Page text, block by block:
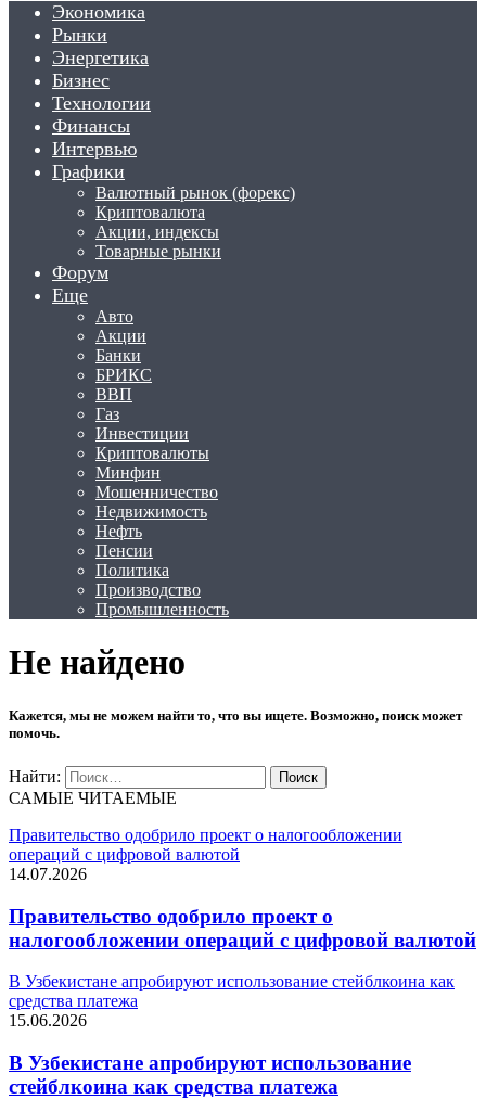
Экономика
Рынки
Энергетика
Бизнес
Технологии
Финансы
Интервью
Графики
Валютный рынок (форекс)
Криптовалюта
Акции, индексы
Товарные рынки
Форум
Еще
Авто
Акции
Банки
БРИКС
ВВП
Газ
Инвестиции
Криптовалюты
Минфин
Мошенничество
Недвижимость
Нефть
Пенсии
Политика
Производство
Промышленность
Не найдено
Кажется, мы не можем найти то, что вы ищете. Возможно, поиск может
помочь.
Найти:
САМЫЕ ЧИТАЕМЫЕ
Правительство одобрило проект о налогообложении
операций с цифровой валютой
14.07.2026
Правительство одобрило проект о
налогообложении операций с цифровой валютой
В Узбекистане апробируют использование стейблкоина как
средства платежа
15.06.2026
В Узбекистане апробируют использование
стейблкоина как средства платежа